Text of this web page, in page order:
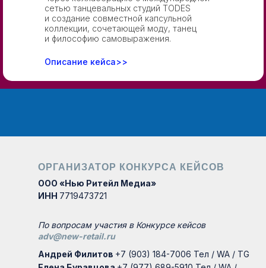
сетью танцевальных студий TODES
и создание совместной капсульной
коллекции, сочетающей моду, танец
и философию самовыражения.
Описание кейса>>
ОРГАНИЗАТОР КОНКУРСА КЕЙСОВ
ООО «Нью Ритейл Медиа»
ИНН 7719473721
По вопросам участия в Конкурсе кейсов
adv@new-retail.ru
Андрей Филитов +7 (903) 184-7006 Тел / WA / TG